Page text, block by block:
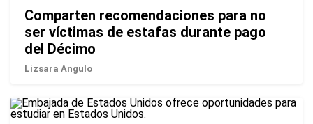
Comparten recomendaciones para no
ser víctimas de estafas durante pago
del Décimo
Lizsara Angulo